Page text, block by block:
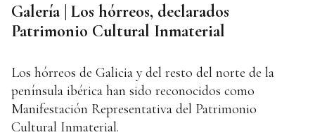
Galería | Los hórreos, declarados
Patrimonio Cultural Inmaterial
Los hórreos de Galicia y del resto del norte de la
península ibérica han sido reconocidos como
Manifestación Representativa del Patrimonio
Cultural Inmaterial.